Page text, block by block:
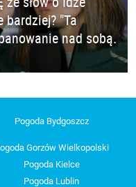
bardziej? "Ta
nad sobą.
Pogoda Bydgoszcz
Gorzów Wielkopolski
Pogoda Kielce
Pogoda Lublin